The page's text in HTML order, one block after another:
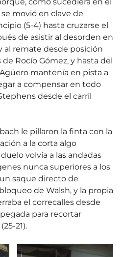
movió en clave de
(5-4) hasta cruzarse el
de asistir al desorden en
al remate desde posición
Rocío Gómez, y hasta del
mantenía en pista a
a compensar en todo
desde el carril
le pillaron la finta con la
a la corta algo
volvía a las andadas
nunca superiores a los
un saque directo de
de Walsh, y la propia
el correcalles desde
para recortar
21).